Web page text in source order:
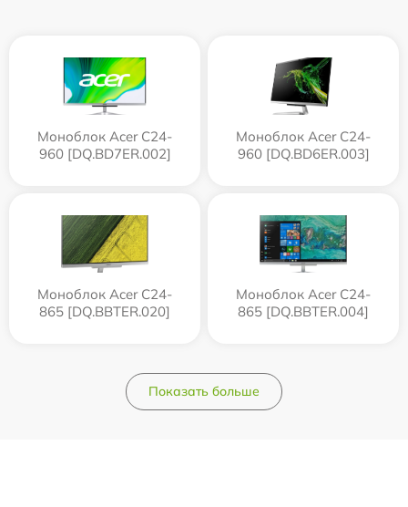
Моноблок Acer C24-
960 [DQ.BD7ER.002]
Моноблок Acer C24-
960 [DQ.BD6ER.003]
Моноблок Acer C24-
865 [DQ.BBTER.020]
Моноблок Acer C24-
865 [DQ.BBTER.004]
Показать больше